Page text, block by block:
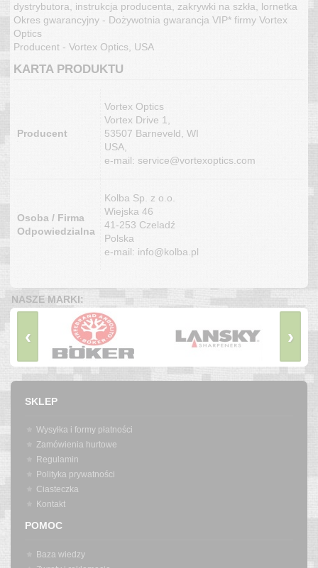
dystrybutora, instrukcja producenta, zakrywki na szkła, lornetka
Okres gwarancyjny - Dożywotnia gwarancja VIP* firmy Vortex
Optics
Producent - Vortex Optics, USA
KARTA PRODUKTU
Producent
Vortex Optics
Vortex Drive 1,
53507 Barneveld, WI
USA,
e-mail: service@vortexoptics.com
Osoba / Firma
Odpowiedzialna
Kolba Sp. z o.o.
Wiejska 46
41-253 Czeladź
Polska
e-mail: info@kolba.pl
NASZE MARKI:
‹ ›
SKLEP
Wysyłka i formy płatności
Zamówienia hurtowe
Regulamin
Polityka prywatności
Ciasteczka
Kontakt
POMOC
Baza wiedzy